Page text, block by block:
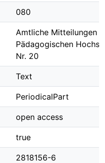
080
Amtliche Mitteilungen
Pädagogischen
Nr. 20
Text
PeriodicalPart
open access
true
2818156-6